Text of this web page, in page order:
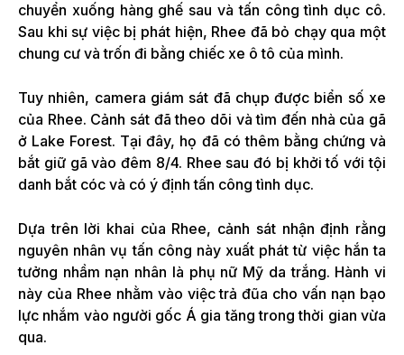
chuyển xuống hàng ghế sau và tấn công tình dục cô.
Sau khi sự việc bị phát hiện, Rhee đã bỏ chạy qua một
chung cư và trốn đi bằng chiếc xe ô tô của mình.
Tuy nhiên, camera giám sát đã chụp được biển số xe
của Rhee. Cảnh sát đã theo dõi và tìm đến nhà của gã
ở Lake Forest. Tại đây, họ đã có thêm bằng chứng và
bắt giữ gã vào đêm 8/4. Rhee sau đó bị khởi tố với tội
danh bắt cóc và có ý định tấn công tình dục.
Dựa trên lời khai của Rhee, cảnh sát nhận định rằng
nguyên nhân vụ tấn công này xuất phát từ việc hắn ta
tưởng nhầm nạn nhân là phụ nữ Mỹ da trắng. Hành vi
này của Rhee nhằm vào việc trả đũa cho vấn nạn bạo
lực nhắm vào người gốc Á gia tăng trong thời gian vừa
qua.